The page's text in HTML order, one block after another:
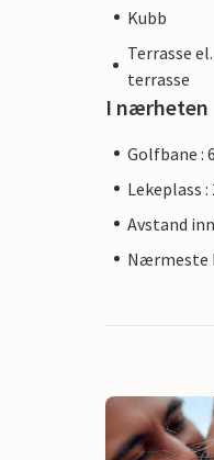
Kubb
Terrasse
terrasse
I nærheten
Golfbane :
Lekeplass :
Avstand
Nærmeste